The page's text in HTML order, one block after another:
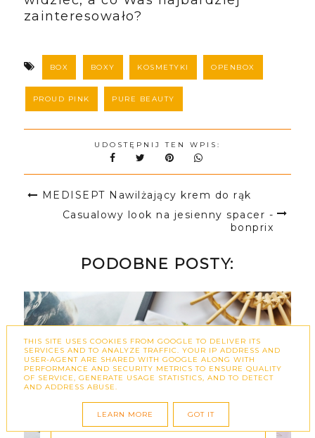
zainteresowało?
BOX BOXY KOSMETYKI OPENBOX
PROUD PINK PURE BEAUTY
UDOSTĘPNIJ TEN WPIS:
MEDISEPT Nawilżający krem do rąk
Casualowy look na jesienny spacer -
bonprix
PODOBNE POSTY:
THIS SITE USES COOKIES FROM GOOGLE TO DELIVER ITS
SERVICES AND TO ANALYZE TRAFFIC. YOUR IP ADDRESS AND
USER-AGENT ARE SHARED WITH GOOGLE ALONG WITH
PERFORMANCE AND SECURITY METRICS TO ENSURE QUALITY
OF SERVICE, GENERATE USAGE STATISTICS, AND TO DETECT
AND ADDRESS ABUSE.
LEARN MORE GOT IT